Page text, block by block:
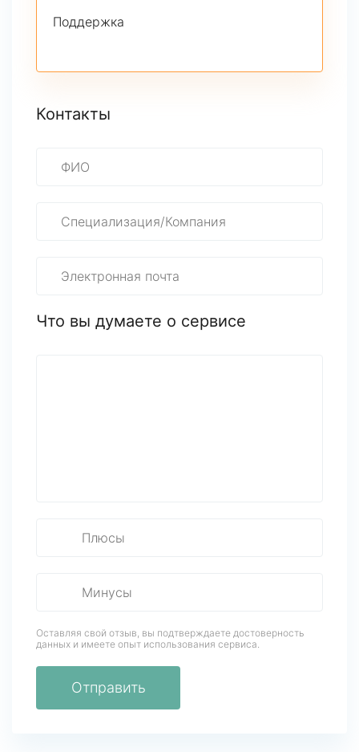
Поддержка
Контакты
Что вы думаете о сервисе
Оставляя свой отзыв, вы подтверждаете достоверность
данных и имеете опыт использования сервиса.
Отправить